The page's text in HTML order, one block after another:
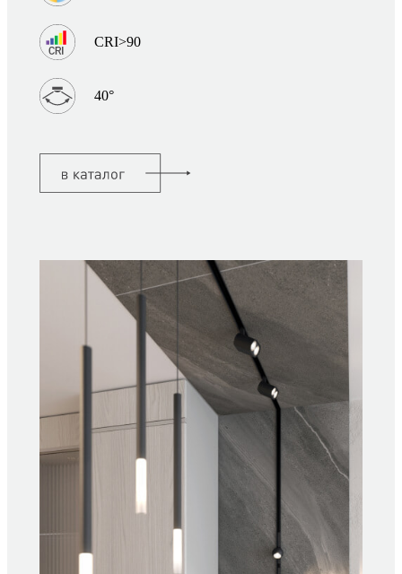
CRI>90
40°